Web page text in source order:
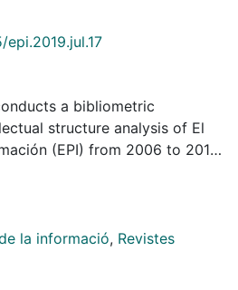
a bibliometric
structure analysis of El
(EPI) from 2006 to 2017.
performance is analyzed
putting the focus on the
number of references,
structure of the journal is
la informació, Revistes